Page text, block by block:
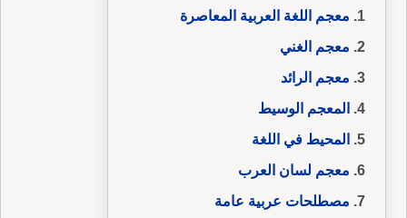
معجم اللغة العربية المعاصرة
معجم الغني
معجم الرائد
المعجم الوسيط
المحيط في اللغة
معجم لسان العرب
مصطلحات عربية عامة